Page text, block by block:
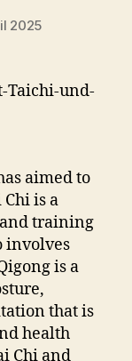
2025
Taichi-und-
aimed to
is a
training
involves
is a
that is
health
Chi and